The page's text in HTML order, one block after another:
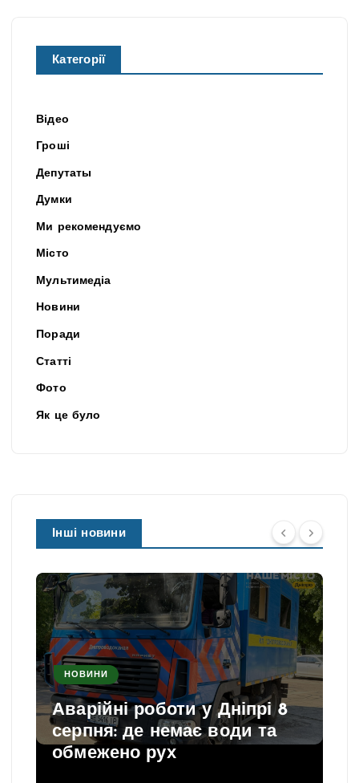
Категорії
Відео
Гроші
Депутаты
Думки
Ми рекомендуємо
Місто
Мультимедіа
Новини
Поради
Статті
Фото
Як це було
Інші новини
НОВИНИ
Аварійні роботи у Дніпрі 8
серпня: де немає води та
обмежено рух